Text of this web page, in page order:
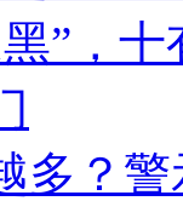
多？